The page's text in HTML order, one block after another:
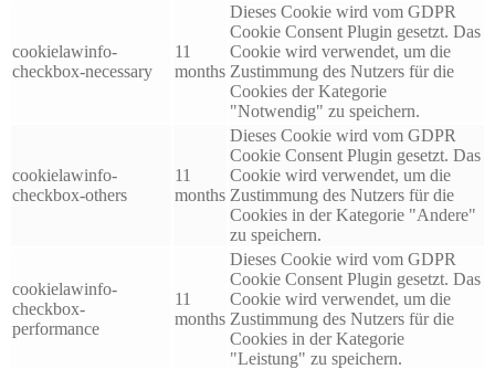
cookielawinfo-
checkbox-necessary
11
months
Dieses Cookie wird vom GDPR
Cookie Consent Plugin gesetzt. Das
Cookie wird verwendet, um die
Zustimmung des Nutzers für die
Cookies der Kategorie
"Notwendig" zu speichern.
cookielawinfo-
checkbox-others
11
months
Dieses Cookie wird vom GDPR
Cookie Consent Plugin gesetzt. Das
Cookie wird verwendet, um die
Zustimmung des Nutzers für die
Cookies in der Kategorie "Andere"
zu speichern.
cookielawinfo-
checkbox-
performance
11
months
Dieses Cookie wird vom GDPR
Cookie Consent Plugin gesetzt. Das
Cookie wird verwendet, um die
Zustimmung des Nutzers für die
Cookies in der Kategorie
"Leistung" zu speichern.